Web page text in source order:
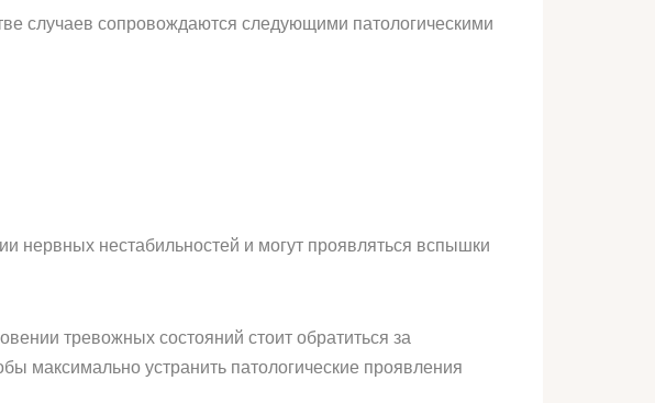
случаев сопровождаются следующими патологическими
нервных нестабильностей и могут проявляться вспышки
тревожных состояний стоит обратиться за
максимально устранить патологические проявления